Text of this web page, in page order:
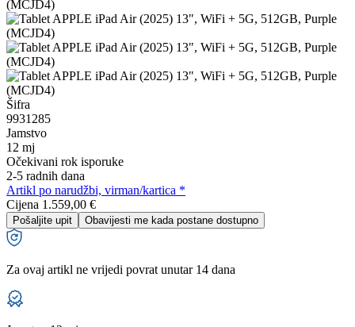
Šifra
9931285
Jamstvo
12 mj
Očekivani rok isporuke
2-5 radnih dana
Artikl po narudžbi, virman/kartica *
Cijena 1.559,00 €
Pošaljite upit Obavijesti me kada postane dostupno
Za ovaj artikl ne vrijedi povrat unutar 14 dana